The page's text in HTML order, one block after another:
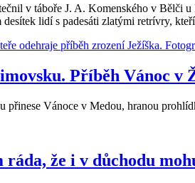
v táboře J. A. Komenského v Bělči
desítek lidí s padesáti zlatými retrívry,
Příběh Vánoc v
přinese Vánoce v Medou, hranou
že i v důchodu